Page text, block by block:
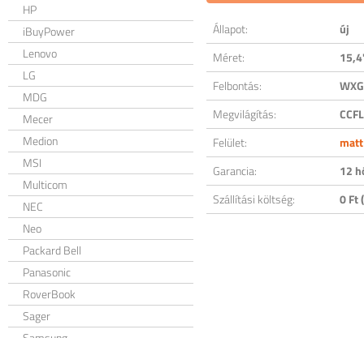
HP
iBuyPower
Lenovo
LG
MDG
Mecer
Medion
MSI
Multicom
NEC
Neo
Packard Bell
Panasonic
RoverBook
Sager
Állapot:
új
Méret:
Felbontás:
Megvilágítás:
CCFL
Felület:
matt
Garancia:
12
Szállítási költség:
0 Ft